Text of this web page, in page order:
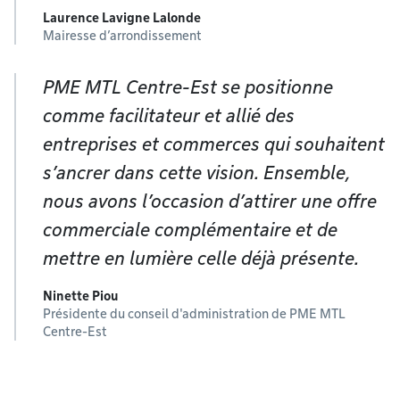
Laurence Lavigne Lalonde
Mairesse d’arrondissement
PME MTL Centre-Est se positionne
comme facilitateur et allié des
entreprises et commerces qui souhaitent
s’ancrer dans cette vision. Ensemble,
nous avons l’occasion d’attirer une offre
commerciale complémentaire et de
mettre en lumière celle déjà présente.
Ninette Piou
Présidente du conseil d'administration de PME MTL
Centre-Est